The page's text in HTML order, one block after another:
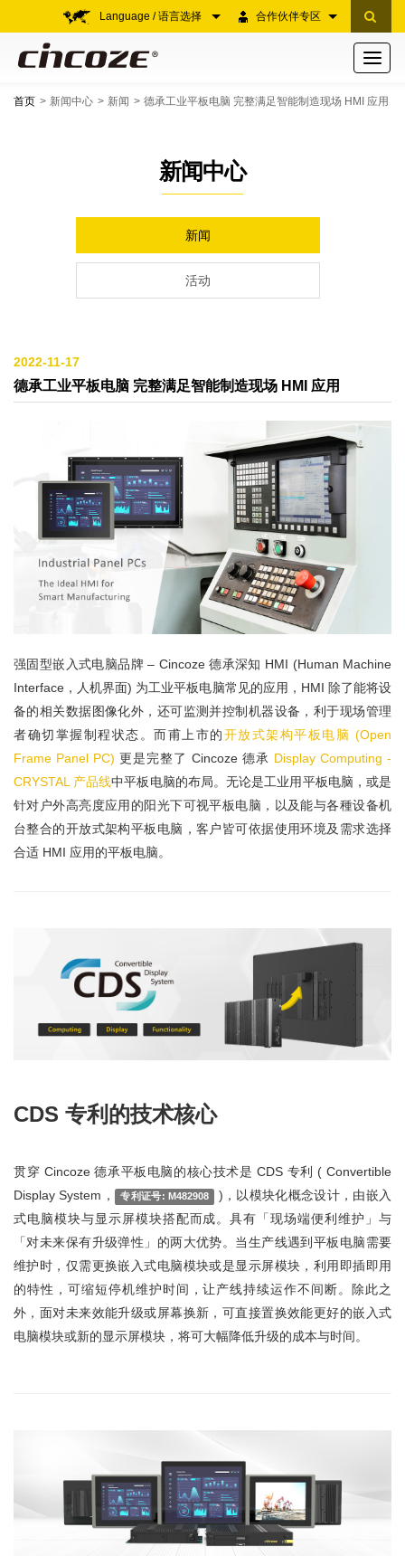
合作伙伴专区
Language / 语言选择
Toggle
首页 新闻中心 新闻 德承工业平板电脑 完整满足智能制造现场 HMI 应用
新闻中心
新闻
活动
2022-11-17
德承工业平板电脑 完整满足智能制造现场 HMI 应用
强固型嵌入式电脑品牌 – Cincoze 德承深知 HMI (Human Machine
Interface，人机界面) 为工业平板电脑常见的应用，HMI 除了能将设
备的相关数据图像化外，还可监测并控制机器设备，利于现场管理
者确切掌握制程状态。而甫上市的开放式架构平板电脑 (Open
Frame Panel PC) 更是完整了 Cincoze 德承 Display Computing -
CRYSTAL 产品线中平板电脑的布局。无论是工业用平板电脑，或是
针对户外高亮度应用的阳光下可视平板电脑，以及能与各種设备机
台整合的开放式架构平板电脑，客户皆可依据使用环境及需求选择
合适 HMI 应用的平板电脑。
CDS 专利的技术核心
贯穿 Cincoze 德承平板电脑的核心技术是 CDS 专利 ( Convertible
Display System， 专利证号: M482908
)，以模块化概念设计，由嵌入
式电脑模块与显示屏模块搭配而成。具有「现场端便利维护」与
「对未来保有升级弹性」的两大优势。当生产线遇到平板电脑需要
维护时，仅需更换嵌入式电脑模块或是显示屏模块，利用即插即用
的特性，可缩短停机维护时间，让产线持续运作不间断。除此之
外，面对未来效能升级或屏幕换新，可直接置换效能更好的嵌入式
电脑模块或新的显示屏模块，将可大幅降低升级的成本与时间。